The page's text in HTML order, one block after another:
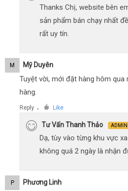
Thanks Chị, website bên
sản phẩm bán chạy nhất
rất uy tín.
M Mỹ Duyên
Tuyệt vời, mới đặt hàng hôm
hàng.
Reply ● Like
Tư Vấn Thanh Thảo ADMIN
Dạ, tùy vào từng khu vực
không quá 2 ngày là nhận
P Phương Linh